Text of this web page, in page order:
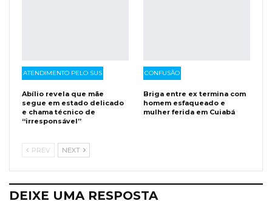
ATENDIMENTO PELO SUS
Abílio revela que mãe
segue em estado delicado
e chama técnico de
“irresponsável”
CONFUSÃO
Briga entre ex termina com
homem esfaqueado e
mulher ferida em Cuiabá
PREV NEXT
DEIXE UMA RESPOSTA